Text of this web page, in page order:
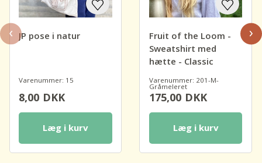
JP pose i natur
Varenummer: 15
8,00DKK
Læg i kurv
Fruit of the Loom -
Sweatshirt med
hætte - Classic
Varenummer: 201-M-
Gråmeleret
175,00DKK
Læg i kurv
‹ ›